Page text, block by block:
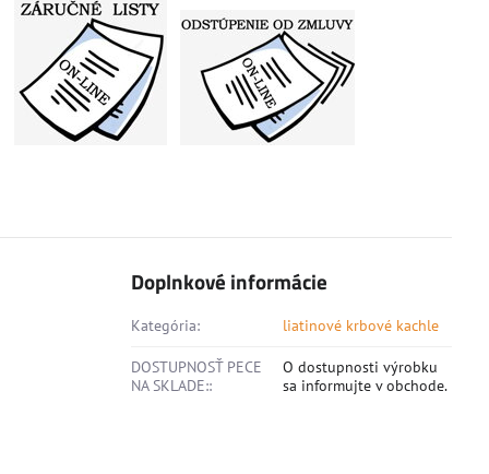
Doplnkové informácie
Kategória: liatinové krbové kachle
DOSTUPNOSŤ PECE
NA SKLADE::
O dostupnosti výrobku
sa informujte v obchode.